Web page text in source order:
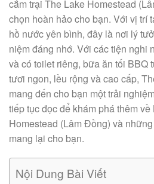
cắm trại The Lake Homestead
chọn hoàn hảo cho bạn. Với vị trí
hồ nước yên bình, đây là nơi lý
niệm đáng nhớ. Với các tiện nghi
và có toilet riêng, bữa ăn tối BBQ
tươi ngon, lều rộng và cao cấp,
mang đến cho bạn một trải
tiếp tục đọc để khám phá thêm
Homestead (Lâm Đồng) và
mang lại cho bạn.
Nội Dung Bài Viết